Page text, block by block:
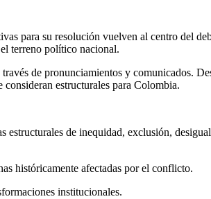
para su resolución vuelven al centro del
terreno político nacional.
de pronunciamientos y comunicados.
estructurales para Colombia.
de inequidad, exclusión,
históricamente afectadas por el conflicto.
institucionales.